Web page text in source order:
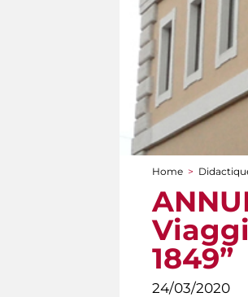
You are
Home >
1849”
24/03/2020